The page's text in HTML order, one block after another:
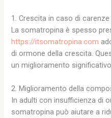
1. Crescita in caso di
La somatropina è spesso
https://itsomatropina.com
di ormone della crescita.
un miglioramento
2. Miglioramento della
In adulti con insufficienza di
somatropina può aiutare a